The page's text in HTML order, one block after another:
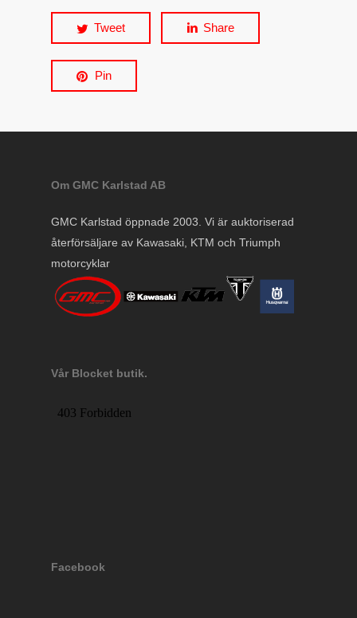
Tweet Share
Pin
Om GMC Karlstad AB
GMC Karlstad öppnade 2003. Vi är auktoriserad
återförsäljare av Kawasaki, KTM och Triumph
motorcyklar
Vår Blocket butik.
Facebook